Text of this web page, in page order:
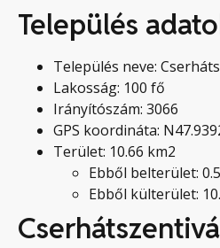
Település
Település neve:
Lakosság: 100 fő
Irányítószám: 3066
GPS koordináta:
Terület: 10.66 km2
Ebből belterület:
Ebből külterület: